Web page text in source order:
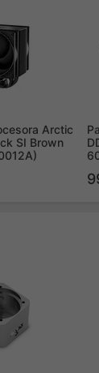
Arctic
SI Brown